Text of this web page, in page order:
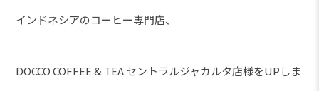
インドネシアのコーヒー専門店、
DOCCO COFFEE & TEA セントラルジャカルタ店様をUPしま